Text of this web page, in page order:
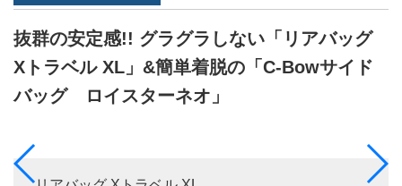
抜群の安定感!! グラグラしない「リアバッグ
Xトラベル XL」&簡単着脱の「C-Bowサイド
バッグ ロイスターネオ」